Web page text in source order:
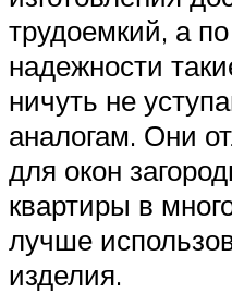
трудоемкий, а
надежности
ничуть не
аналогам. Они
для окон
квартиры в
лучше
изделия.